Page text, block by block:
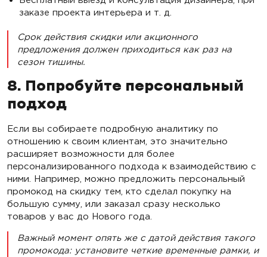
заказе проекта интерьера и т. д.
Срок действия скидки или акционного
предложения должен приходиться как раз на
сезон тишины.
8. Попробуйте персональный
подход
Если вы собираете подробную аналитику по
отношению к своим клиентам, это значительно
расширяет возможности для более
персонализированного подхода к взаимодействию с
ними. Например, можно предложить персональный
промокод на скидку тем, кто сделал покупку на
большую сумму, или заказал сразу несколько
товаров у вас до Нового года.
Важный момент опять же с датой действия такого
промокода: установите четкие временные рамки, и